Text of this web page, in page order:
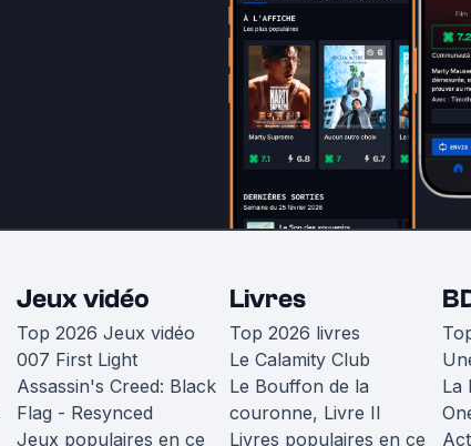
Jeux vidéo
Top 2026 Jeux vidéo
007 First Light
Assassin's Creed: Black
Flag - Resynced
Jeux populaires en ce
Livres
Top 2026 livres
Le Calamity Club
Le Bouffon de la
couronne, Livre II
Livres populaires en ce
La